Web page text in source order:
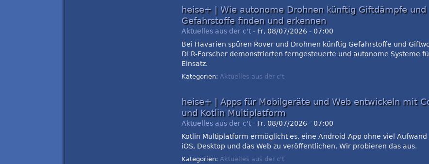
heise+ | Wie autonome Drohnen künftig Giftdämpfe und
Gefahrstoffe finden und erkennen
Aktuelles aus der c't - Fr, 08/07/2026 - 07:00
Bei Havarien spüren Rover und Drohnen künftig Gefahrstoffe und
DLR-Forscher demonstrierten ferngesteuerte und autonome Systeme
Einsatz.
Kategorien: Aktuelles aus der c't
heise+ | Apps für Mobilgeräte und Web entwickeln mit
und Kotlin Multiplatform
Aktuelles aus der c't - Fr, 08/07/2026 - 07:00
Kotlin Multiplatform ermöglicht es, eine Android-App ohne viel
iOS, Desktop und das Web zu veröffentlichen. Wir probieren das aus.
Kategorien:Aktuelles aus der c't